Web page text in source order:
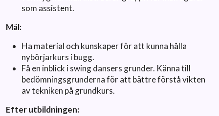
som assistent.
Mål:
Ha material och kunskaper för att kunna hålla
nybörjarkurs i bugg.
Få en inblick i swing dansers grunder. Känna till
bedömningsgrunderna för att bättre förstå vikten
av tekniken på grundkurs.
Efter utbildningen: